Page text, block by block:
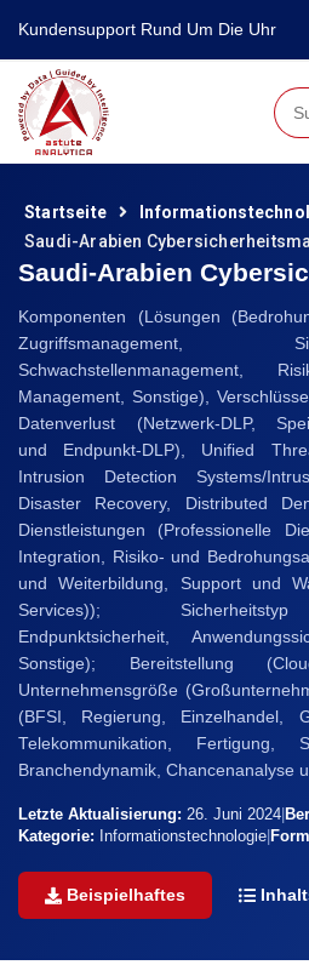
Kundensupport Rund Um Die Uhr
Startseite
Saudi-Arabien
Saudi-Arabien
Komponenten (Lösungen
Zugriffsmanagement,
Schwachstellenmanagement,
Management, Sonstige),
Datenverlust (Netzwerk-DLP,
und Endpunkt-DLP), Unified
Intrusion Detection Systems/
Disaster Recovery, Distributed
Dienstleistungen (Professionelle
Integration, Risiko- und
und Weiterbildung, Support und
Services)); Sicherheitstyp
Endpunktsicherheit,
Sonstige); Bereitstellung
Unternehmensgröße
(BFSI, Regierung, Einzelhandel,
Telekommunikation, Fertigung,
Branchendynamik, Chancenanalyse
Letzte Aktualisierung: 26. Juni 2024
Kategorie: Informationstechnologie
Beispielhaftes